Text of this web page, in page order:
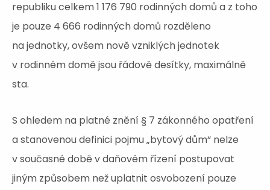
republiku celkem 1 176 790 rodinných domů a z toho
je pouze 4 666 rodinných domů rozděleno
na jednotky, ovšem nově vzniklých jednotek
v rodinném domě jsou řádově desítky, maximálně
sta.
S ohledem na platné znění § 7 zákonného opatření
a stanovenou definici pojmu „bytový dům“ nelze
v současné době v daňovém řízení postupovat
jiným způsobem než uplatnit osvobození pouze